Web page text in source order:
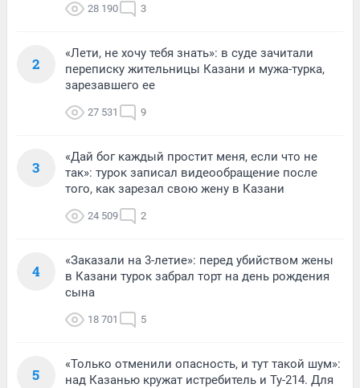
28 190 3
2
«Лети, не хочу тебя знать»: в суде зачитали
переписку жительницы Казани и мужа-турка,
зарезавшего ее
27 531 9
3
«Дай бог каждый простит меня, если что не
так»: турок записал видеообращение после
того, как зарезал свою жену в Казани
24 509 2
4
«Заказали на 3-летие»: перед убийством жены
в Казани турок забрал торт на день рождения
сына
18 701 5
5
«Только отменили опасность, и тут такой шум»:
над Казанью кружат истребитель и Ту-214. Для